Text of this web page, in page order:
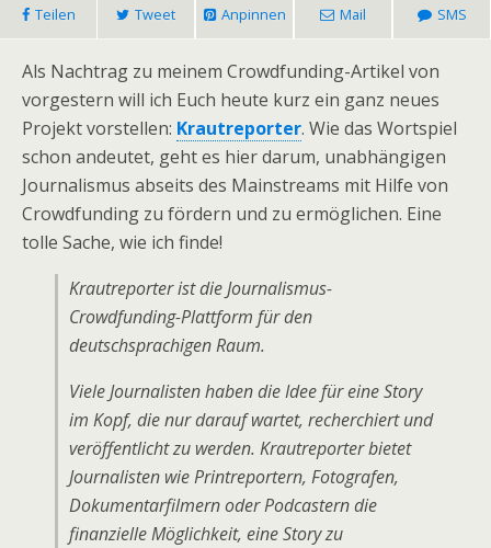
Teilen Tweet Anpinnen Mail SMS
Als Nachtrag zu meinem Crowdfunding-Artikel von
vorgestern will ich Euch heute kurz ein ganz neues
Projekt vorstellen: Krautreporter. Wie das Wortspiel
schon andeutet, geht es hier darum, unabhängigen
Journalismus abseits des Mainstreams mit Hilfe von
Crowdfunding zu fördern und zu ermöglichen. Eine
tolle Sache, wie ich finde!
Krautreporter ist die Journalismus-
Crowdfunding-Plattform für den
deutschsprachigen Raum.
Viele Journalisten haben die Idee für eine Story
im Kopf, die nur darauf wartet, recherchiert und
veröffentlicht zu werden. Krautreporter bietet
Journalisten wie Printreportern, Fotografen,
Dokumentarfilmern oder Podcastern die
finanzielle Möglichkeit, eine Story zu